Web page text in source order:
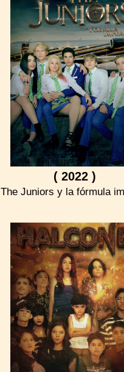
( 2022 )
The Juniors y la fórmula